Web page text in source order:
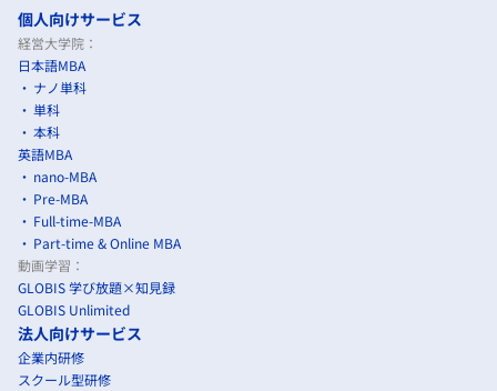
個人向けサービス
経営大学院：
日本語MBA
ナノ単科
単科
本科
英語MBA
nano-MBA
Pre-MBA
Full-time-MBA
Part-time & Online MBA
動画学習：
GLOBIS 学び放題×知見録
GLOBIS Unlimited
法人向けサービス
企業内研修
スクール型研修